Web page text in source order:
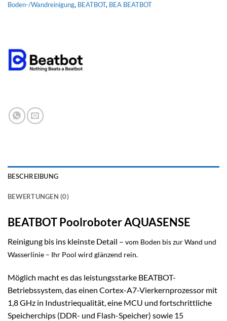
Boden-/Wandreinigung, BEATBOT, BEA BEATBOT
BESCHREIBUNG
BEWERTUNGEN (0)
BEATBOT Poolroboter AQUASENSE
Reinigung bis ins kleinste Detail – vom Boden bis zur Wand und
Wasserlinie – Ihr Pool wird glänzend rein.
Möglich macht es das leistungsstarke BEATBOT-
Betriebssystem, das einen Cortex-A7-Vierkernprozessor mit
1,8 GHz in Industriequalität, eine MCU und fortschrittliche
Speicherchips (DDR- und Flash-Speicher) sowie 15